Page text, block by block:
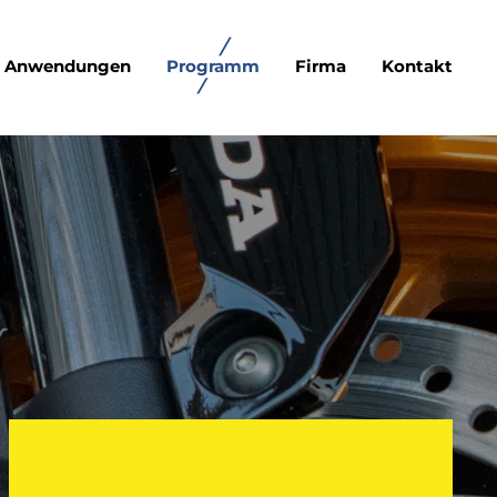
Anwendungen Programm Firma Kontakt